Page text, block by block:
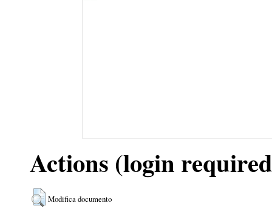
Actions (login
Modifica documento